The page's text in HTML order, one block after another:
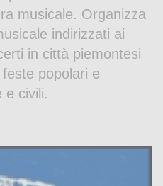
musicale. Organizza
indirizzati ai
in città piemontesi
popolari e
e civili.